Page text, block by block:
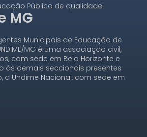
Pública de qualidade!
MG
Municipais de Educação de
MG é uma associação civil,
com sede em Belo Horizonte e
às demais seccionais presentes
a Undime Nacional, com sede em